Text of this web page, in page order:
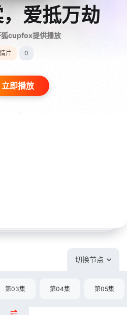
爱抵万劫
狐cupfox提供播放
片 0
立即播放
切换节点
第03集 第04集 第05集